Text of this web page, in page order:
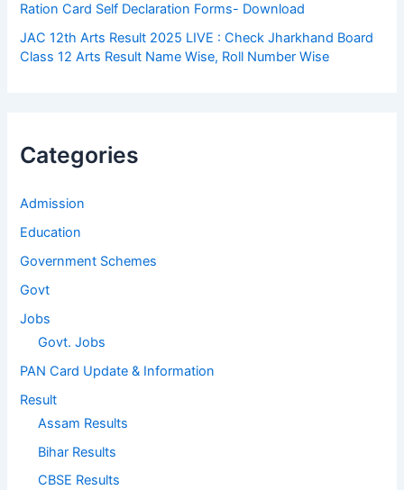
Ration Card Self Declaration Forms- Download
JAC 12th Arts Result 2025 LIVE : Check Jharkhand Board
Class 12 Arts Result Name Wise, Roll Number Wise
Categories
Admission
Education
Government Schemes
Govt
Jobs
Govt. Jobs
PAN Card Update & Information
Result
Assam Results
Bihar Results
CBSE Results